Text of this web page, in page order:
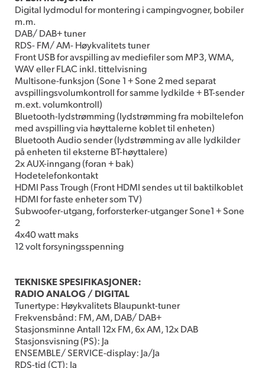
Digital lydmodul for montering i campingvogner, bobiler
m.m.
DAB/ DAB+ tuner
RDS- FM/ AM- Høykvalitets tuner
Front USB for avspilling av mediefiler som MP3, WMA,
WAV eller FLAC inkl. tittelvisning
Multisone-funksjon (Sone 1 + Sone 2 med separat
avspillingsvolumkontroll for samme lydkilde + BT-sender
m.ext. volumkontroll)
Bluetooth-lydstrømming (lydstrømming fra mobiltelefon
med avspilling via høyttalerne koblet til enheten)
Bluetooth Audio sender (lydstrømming av alle lydkilder
på enheten til eksterne BT-høyttalere)
2x AUX-inngang (foran + bak)
Hodetelefonkontakt
HDMI Pass Trough (Front HDMI sendes ut til baktilkoblet
HDMI for faste enheter som TV)
Subwoofer-utgang, forforsterker-utganger Sone1 + Sone
2
4x40 watt maks
12 volt forsyningsspenning
TEKNISKE SPESIFIKASJONER:
RADIO ANALOG / DIGITAL
Tunertype: Høykvalitets Blaupunkt-tuner
Frekvensbånd: FM, AM, DAB/ DAB+
Stasjonsminne Antall 12x FM, 6x AM, 12x DAB
Stasjonsvisning (PS): Ja
ENSEMBLE/ SERVICE-display: Ja/Ja
RDS-tid (CT): Ja